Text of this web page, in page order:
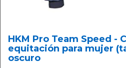
HKM Pro Team Speed -
equitación para mujer
oscuro